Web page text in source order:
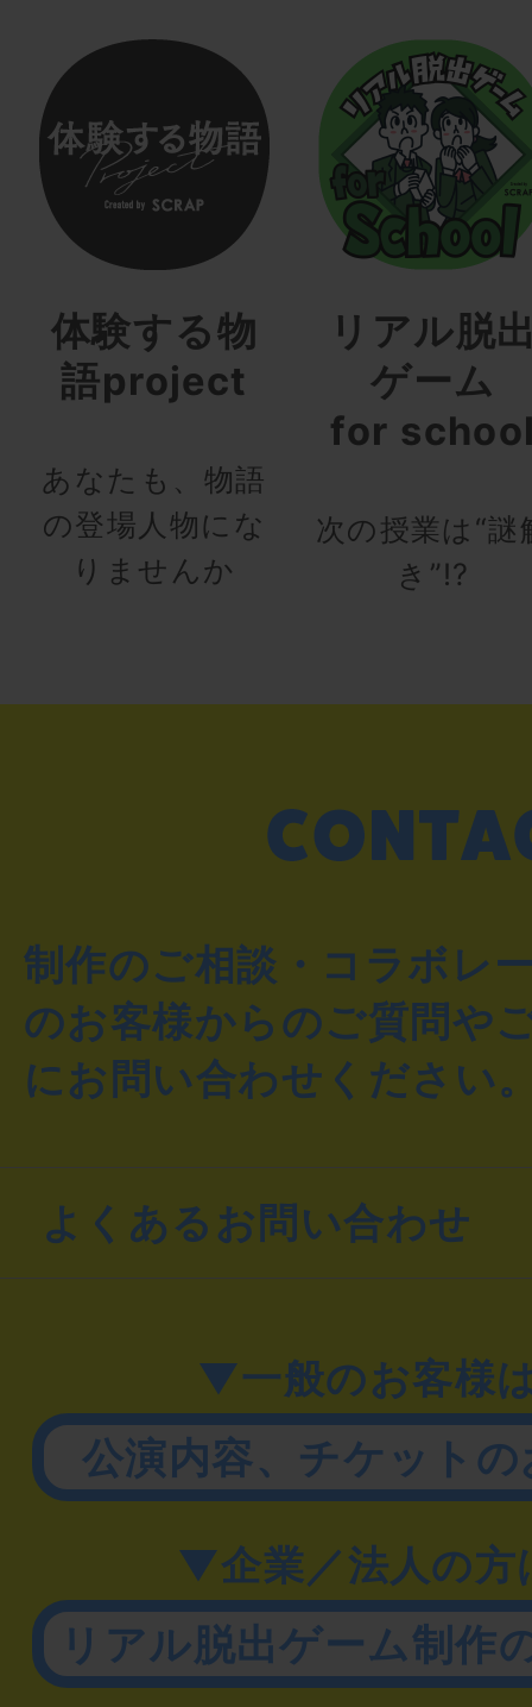
体験する物
語project
あなたも、物語
の登場人物にな
りませんか
リアル脱
ゲーム
for
次の授業は“謎
き”!?
制作のご相談・コラボレ
のお客様からのご質問や
にお問い合わせください
よくあるお問い合わせ
▼一般のお客様
公演内容、チケット
▼企業／法人の方
リアル脱出ゲーム制作